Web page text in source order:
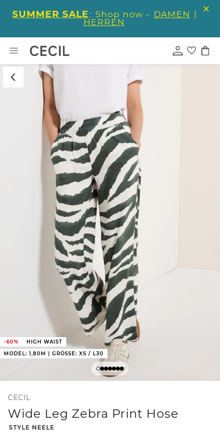
SUMMER SALE : Shop now - DAMEN |
HERREN
-60%
HIGH WAIST
MODEL: 1,80M | GRÖSSE: XS / L30
CECIL
Wide Leg Zebra Print Hose
-
STYLE NEELE